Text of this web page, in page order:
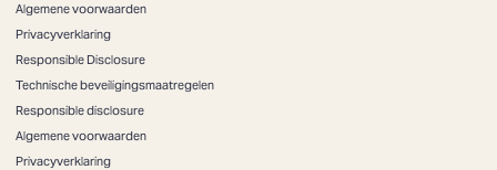
Algemene voorwaarden
Privacyverklaring
Responsible Disclosure
Technische beveiligingsmaatregelen
Responsible disclosure
Algemene voorwaarden
Privacyverklaring